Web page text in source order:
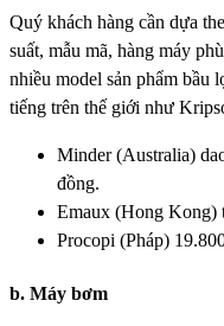
Quý khách hàng cần dựa
suất, mẫu mã, hàng máy
nhiều model sản phẩm bầu
tiếng trên thế giới như
Minder (Australia)
đồng.
Emaux (Hong Kong)
Procopi (Pháp)
b. Máy bơm